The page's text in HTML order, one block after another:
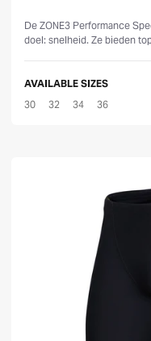
De ZONE3 Performance
doel: snelheid. Ze bieden
AVAILABLE SIZES
30
32 34 36